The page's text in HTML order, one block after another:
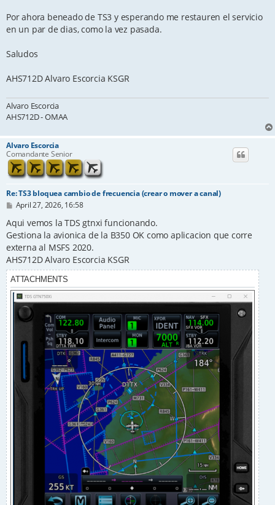
Por ahora beneado de TS3 y esperando me restauren el servicio
en un par de dias, como la vez pasada.
Saludos
AHS712D Alvaro Escorcia KSGR
Alvaro Escorcia
AHS712D - OMAA
Alvaro Escorcia
Comandante Senior
Re: TS3 bloquea cambio de frecuencia (crear o mover a canal)
P
s
t
April 27, 2026, 16:58
Aqui vemos la TDS gtnxi funcionando.
Gestiona la avionica de la B350 OK como aplicacion que corre
externa al MSFS 2020.
AHS712D Alvaro Escorcia KSGR
ATTACHMENTS